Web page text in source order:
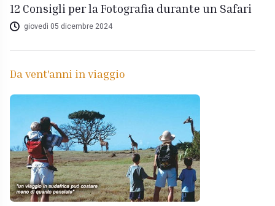
12 Consigli per la Fotografia durante un Safari
giovedì 05 dicembre 2024
Da vent'anni in viaggio